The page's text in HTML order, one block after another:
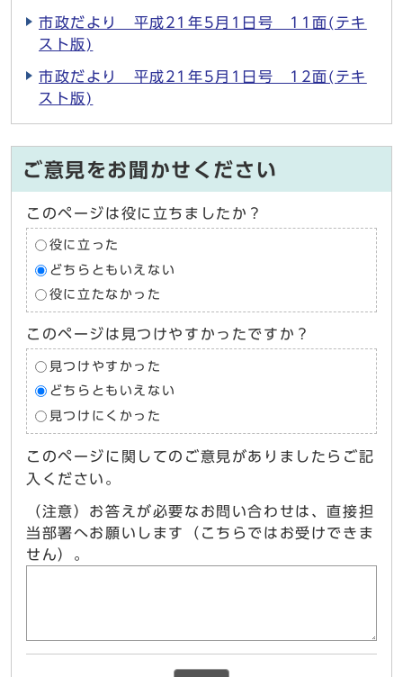
市政だより 平成21年5月1日号 11面(テキ
スト版)
市政だより 平成21年5月1日号 12面(テキ
スト版)
ご意見をお聞かせください
このページは役に立ちましたか？
役に立った
どちらともいえない
役に立たなかった
このページは見つけやすかったですか？
見つけやすかった
どちらともいえない
見つけにくかった
このページに関してのご意見がありましたらご記
入ください。
（注意）お答えが必要なお問い合わせは、直接担
当部署へお願いします（こちらではお受けできま
せん）。